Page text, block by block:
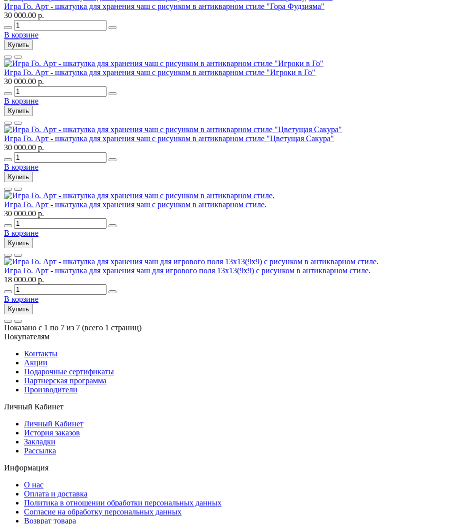
Игра Го. Арт - шкатулка для хранения чаш c рисунком в антикварном стиле "Гора Фудзияма"
30 000.00 р.
В корзине
Купить
Игра Го. Арт - шкатулка для хранения чаш c рисунком в антикварном стиле "Игроки в Го"
30 000.00 р.
В корзине
Купить
Игра Го. Арт - шкатулка для хранения чаш c рисунком в антикварном стиле "Цветущая Сакура"
30 000.00 р.
В корзине
Купить
Игра Го. Арт - шкатулка для хранения чаш c рисунком в антикварном стиле.
30 000.00 р.
В корзине
Купить
Игра Го. Арт - шкатулка для хранения чаш для игрового поля 13х13(9х9) c рисунком в антикварном стиле.
18 000.00 р.
В корзине
Купить
Показано с 1 по 7 из 7 (всего 1 страниц)
Покупателям
Контакты
Акции
Подарочные сертификаты
Партнерская программа
Производители
Личный Кабинет
Личный Кабинет
История заказов
Закладки
Рассылка
Информация
О нас
Оплата и доставка
Политика в отношении обработки персональных данных
Согласие на обработку персональных данных
Возврат товара